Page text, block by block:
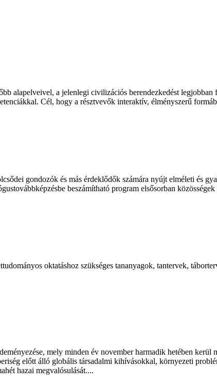
alapelveivel, a jelenlegi civilizációs berendezkedést
Cél, hogy a résztvevők interaktív, élményszerű
gondozók és más érdeklődők számára nyújt elméleti és
beszámítható program elsősorban
oktatáshoz szükséges tananyagok, tantervek,
mely minden év november harmadik hetében kerül
előtt álló globális társadalmi kihívásokkal, környezeti
hazai megvalósulását....